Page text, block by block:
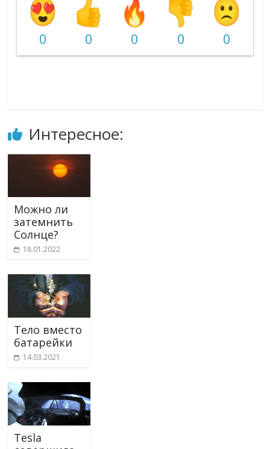
0 0 0 0 0
Интересное:
Можно ли
затемнить
Солнце?
18.01.2022
Тело вместо
батарейки
14.03.2021
Tesla